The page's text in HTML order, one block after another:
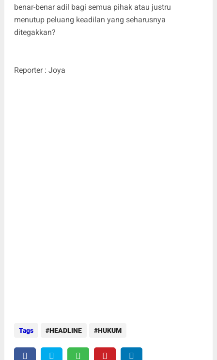
benar-benar adil bagi semua pihak atau justru
menutup peluang keadilan yang seharusnya
ditegakkan?
Reporter : Joya
Tags HEADLINE HUKUM